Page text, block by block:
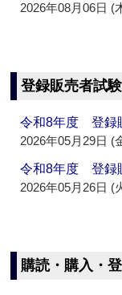
2026年08月06日 (
登録販売者試
令和8年度 登録
2026年05月29日 (
令和8年度 登録
2026年05月26日 (
購読・購入・